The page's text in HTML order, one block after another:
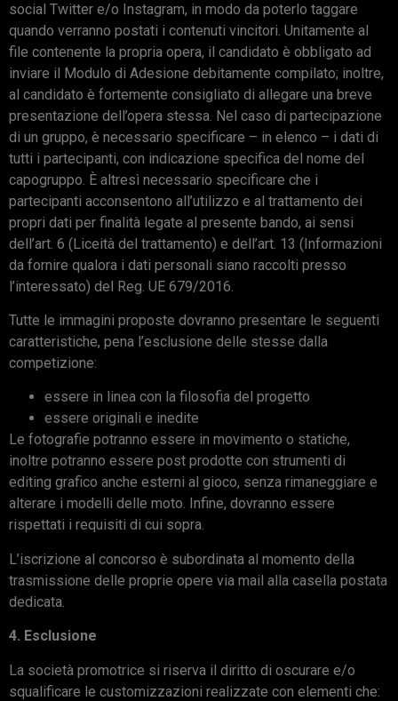
social Twitter e/o Instagram, in modo da poterlo taggare
quando verranno postati i contenuti vincitori. Unitamente al
file contenente la propria opera, il candidato è obbligato ad
inviare il Modulo di Adesione debitamente compilato; inoltre,
al candidato è fortemente consigliato di allegare una breve
presentazione dell’opera stessa. Nel caso di partecipazione
di un gruppo, è necessario specificare – in elenco – i dati di
tutti i partecipanti, con indicazione specifica del nome del
capogruppo. È altresì necessario specificare che i
partecipanti acconsentono all’utilizzo e al trattamento dei
propri dati per finalità legate al presente bando, ai sensi
dell’art. 6 (Liceità del trattamento) e dell’art. 13 (Informazioni
da fornire qualora i dati personali siano raccolti presso
l’interessato) del Reg. UE 679/2016.
Tutte le immagini proposte dovranno presentare le seguenti
caratteristiche, pena l’esclusione delle stesse dalla
competizione:
essere in linea con la filosofia del progetto
essere originali e inedite
Le fotografie potranno essere in movimento o statiche,
inoltre potranno essere post prodotte con strumenti di
editing grafico anche esterni al gioco, senza rimaneggiare e
alterare i modelli delle moto. Infine, dovranno essere
rispettati i requisiti di cui sopra.
L’iscrizione al concorso è subordinata al momento della
trasmissione delle proprie opere via mail alla casella postata
dedicata.
4. Esclusione
La società promotrice si riserva il diritto di oscurare e/o
squalificare le customizzazioni realizzate con elementi che: